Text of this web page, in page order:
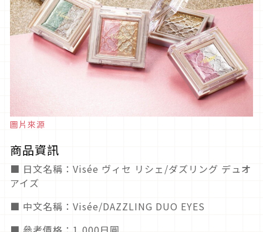
圖片來源
商品資訊
■ 日文名稱：Visée ヴィセ リシェ/ダズリング デュオ
アイズ
■ 中文名稱：Visée/DAZZLING DUO EYES